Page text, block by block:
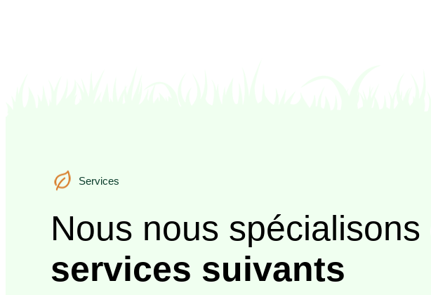
Services
Services
Nous nous spécialisons
services suivants